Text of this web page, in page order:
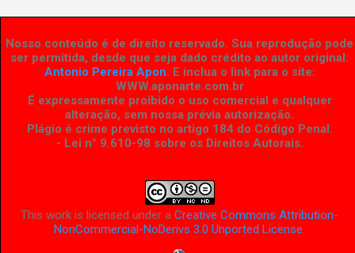
Nosso conteúdo é de direito reservado. Sua reprodução pode
ser permitida, desde que seja dado crédito ao autor original:
Antonio Pereira Apon. E inclua o link para o site:
WWW.aponarte.com.br
É expressamente proibido o uso comercial e qualquer
alteração, sem nossa prévia autorização.
Plágio é crime previsto no artigo 184 do Código Penal.
- Lei n° 9.610-98 sobre os Direitos Autorais.
This work is licensed under aCreative Commons Attribution-
NonCommercial-NoDerivs 3.0 Unported License